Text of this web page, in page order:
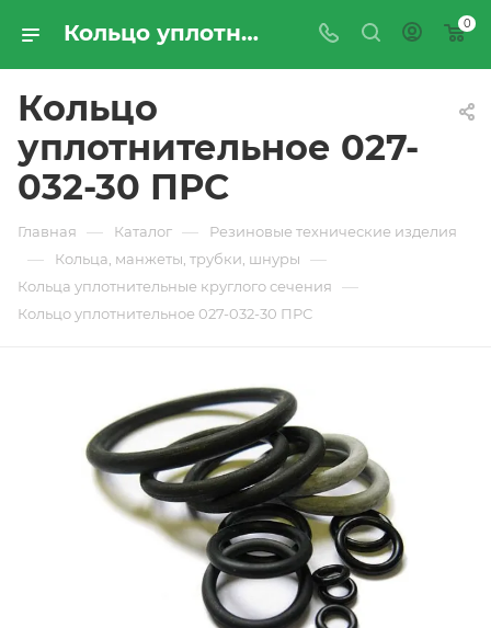
Кольцо уплотнительное 027-032-30 ПРС - купить по цене производителя с доставкой по Москве и России | ПРОМРЕСУРССЕРВИС 0
Кольцо
уплотнительное 027-
032-30 ПРС
Главная — Каталог — Резиновые технические изделия
— Кольца, манжеты, трубки, шнуры —
Кольца уплотнительные круглого сечения —
Кольцо уплотнительное 027-032-30 ПРС